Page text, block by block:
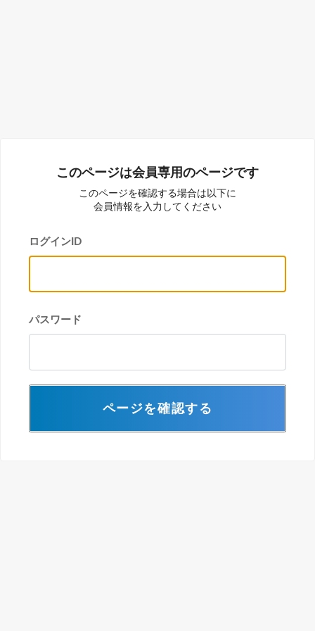
このページは会員専用のページです
このページを確認する場合は以下に
会員情報を入力してください
ログインID
パスワード
ページを確認する